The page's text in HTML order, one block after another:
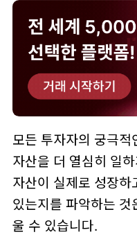
모든 투자자의 궁극적
자산을 더 열심히 일
자산이 실제로 성장하
있는지를 파악하는 것
울 수 있습니다.